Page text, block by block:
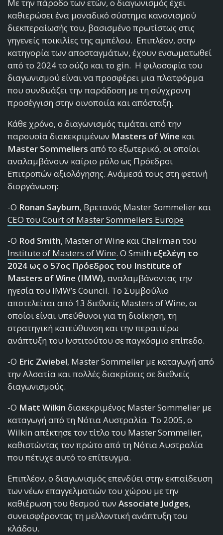
Με την πάροδο των ετών, ο διαγωνισμός έχει
καθιερώσει ένα μοναδικό σύστημα κανονισμού
διεκπεραίωσής του, βασισμένο πρωτίστως στις
γηγενείς ποικιλίες της αμπέλου. Επιπλέον, στην
κατηγορία των αποσταγμάτων, έχουν ενσωματωθεί
από το 2024 το ούζο και το gin. Η φιλοσοφία του
διαγωνισμού είναι να προσφέρει μια πλατφόρμα
που συνδυάζει την παράδοση με τη σύγχρονη
προσέγγιση στην οινοποιία και απόσταξη.
Κάθε χρόνο, ο διαγωνισμός τιμάται από την
παρουσία διακεκριμένων Masters of Wine και
Master Sommeliers από το εξωτερικό, οι οποίοι
αναλαμβάνουν καίριο ρόλο ως Πρόεδροι
Επιτροπών αξιολόγησης. Ανάμεσά τους στη φετινή
διοργάνωση:
-O Ronan Sayburn, Βρετανός Master Sommelier και
CEO του Court of Master Sommeliers Europe
-O Rod Smith, Master of Wine και Chairman του
Institute of Masters of Wine. Ο Smith εξελέγη το
2024 ως ο 57ος Πρόεδρος του Institute of
Masters of Wine (IMW), αναλαμβάνοντας την
ηγεσία του IMW’s Council. Το Συμβούλιο
αποτελείται από 13 διεθνείς Masters of Wine, οι
οποίοι είναι υπεύθυνοι για τη διοίκηση, τη
στρατηγική κατεύθυνση και την περαιτέρω
ανάπτυξη του Ινστιτούτου σε παγκόσμιο επίπεδο.
-O Eric Zwiebel, Master Sommelier με καταγωγή από
την Αλσατία και πολλές διακρίσεις σε διεθνείς
διαγωνισμούς.
-Ο Matt Wilkin διακεκριμένος Master Sommelier με
καταγωγή από τη Νότια Αυστραλία. Το 2005, ο
Wilkin απέκτησε τον τίτλο του Master Sommelier,
καθιστώντας τον πρώτο από τη Νότια Αυστραλία
που πέτυχε αυτό το επίτευγμα.
Επιπλέον, ο διαγωνισμός επενδύει στην εκπαίδευση
των νέων επαγγελματιών του χώρου με την
καθιέρωση του θεσμού των Associate Judges,
συνεισφέροντας τη μελλοντική ανάπτυξη του
κλάδου.